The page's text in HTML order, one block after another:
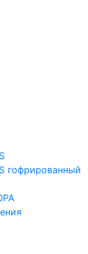
гофрированный